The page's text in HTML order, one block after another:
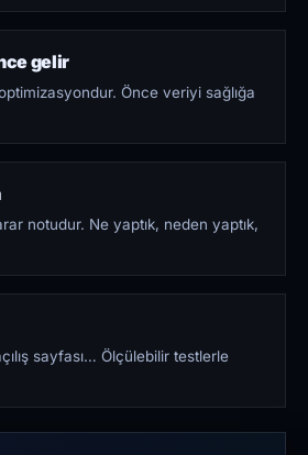
gelir
Önce veriyi sağlığa
notudur. Ne yaptık, neden yaptık,
sayfası… Ölçülebilir testlerle